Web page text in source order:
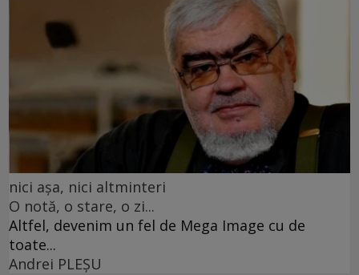
nici așa, nici altminteri
O notă, o stare, o zi...
Altfel, devenim un fel de Mega Image cu de
toate...
Andrei PLEŞU